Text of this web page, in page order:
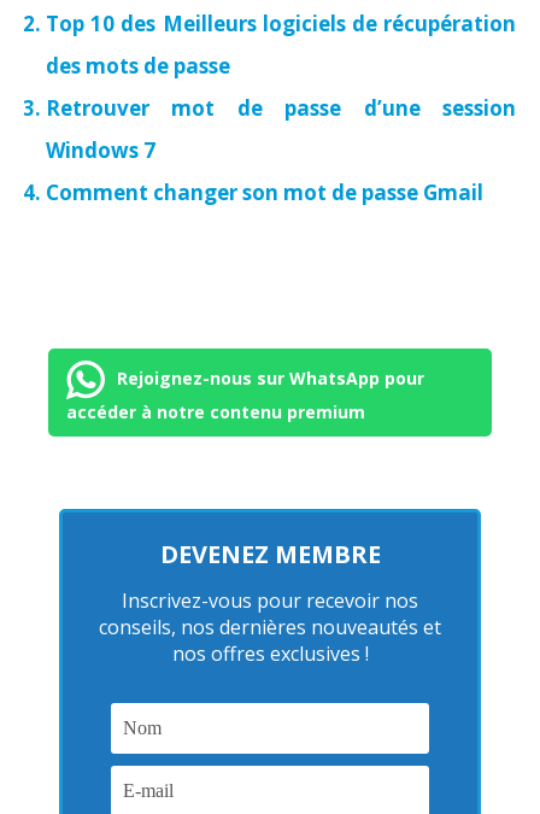
Top 10 des Meilleurs logiciels de récupération
des mots de passe
Retrouver mot de passe d’une session
Windows 7
Comment changer son mot de passe Gmail
Rejoignez-nous sur WhatsApp pour
accéder à notre contenu premium
DEVENEZ MEMBRE
Inscrivez-vous pour recevoir nos
conseils, nos dernières nouveautés et
nos offres exclusives !